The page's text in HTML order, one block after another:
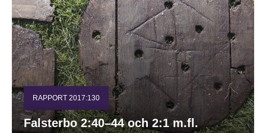
RAPPORT 2017:130
Falsterbo 2:40–44 och 2:1 m.fl.